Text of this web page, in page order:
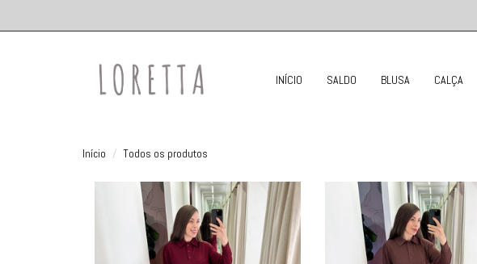
INÍCIO SALDO BLUSA CALÇA
Início Todos os produtos